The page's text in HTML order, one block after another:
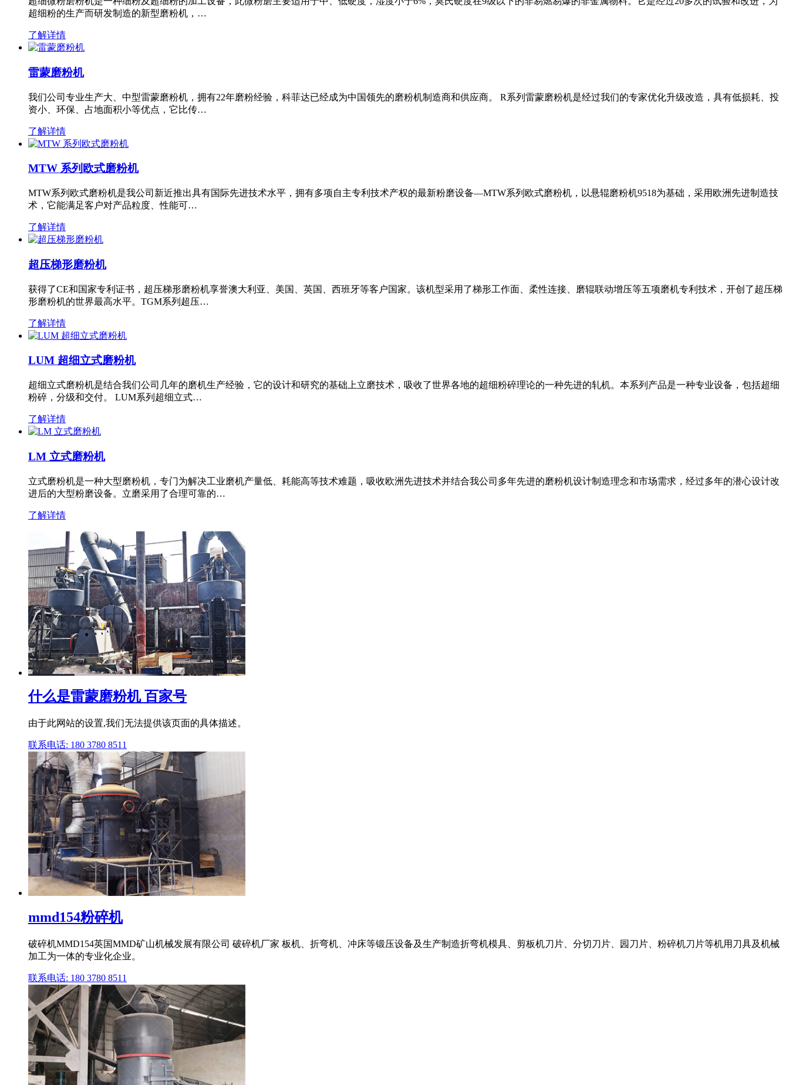
超细粉的生产而研发制造的新型磨粉机，…
了解详情
雷蒙磨粉机
我们公司专业生产大、中型雷蒙磨粉机，拥有22年磨粉经验，科菲达已经成为中国领先的磨粉机制造商和供应商。 R系列雷蒙磨粉机是经过我们的专家优化升级改造，具有低损耗、投
资小、环保、占地面积小等优点，它比传…
了解详情
MTW 系列欧式磨粉机
MTW系列欧式磨粉机是我公司新近推出具有国际先进技术水平，拥有多项自主专利技术产权的最新粉磨设备—MTW系列欧式磨粉机，以悬辊磨粉机9518为基础，采用欧洲先进制造技
术，它能满足客户对产品粒度、性能可…
了解详情
超压梯形磨粉机
获得了CE和国家专利证书，超压梯形磨粉机享誉澳大利亚、美国、英国、西班牙等客户国家。该机型采用了梯形工作面、柔性连接、磨辊联动增压等五项磨机专利技术，开创了超压梯
形磨粉机的世界最高水平。TGM系列超压…
了解详情
LUM 超细立式磨粉机
超细立式磨粉机是结合我们公司几年的磨机生产经验，它的设计和研究的基础上立磨技术，吸收了世界各地的超细粉碎理论的一种先进的轧机。本系列产品是一种专业设备，包括超细
粉碎，分级和交付。 LUM系列超细立式…
了解详情
LM 立式磨粉机
立式磨粉机是一种大型磨粉机，专门为解决工业磨机产量低、耗能高等技术难题，吸收欧洲先进技术并结合我公司多年先进的磨粉机设计制造理念和市场需求，经过多年的潜心设计改
进后的大型粉磨设备。立磨采用了合理可靠的…
了解详情
什么是雷蒙磨粉机 百家号
由于此网站的设置,我们无法提供该页面的具体描述。
联系电话: 180 3780 8511
mmd154粉碎机
破碎机MMD154英国MMD矿山机械发展有限公司 破碎机厂家 板机、折弯机、冲床等锻压设备及生产制造折弯机模具、剪板机刀片、分切刀片、园刀片、粉碎机刀片等机用刀具及机械
加工为一体的专业化企业。
联系电话: 180 3780 8511